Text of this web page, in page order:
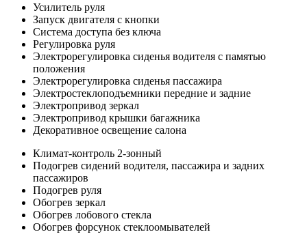
Усилитель руля
Запуск двигателя с кнопки
Система доступа без ключа
Регулировка руля
Электрорегулировка сиденья водителя с памятью
положения
Электрорегулировка сиденья пассажира
Электростеклоподъемники передние и задние
Электропривод зеркал
Электропривод крышки багажника
Декоративное освещение салона
Климат-контроль 2-зонный
Подогрев сидений водителя, пассажира и задних
пассажиров
Подогрев руля
Обогрев зеркал
Обогрев лобового стекла
Обогрев форсунок стеклоомывателей